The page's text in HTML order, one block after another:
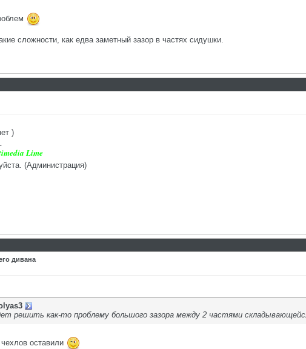
сложности, как едва заметный зазор в частях сидушки.
)
Lime
(Администрация)
дивана
решить как-то проблему большого зазора между 2 частями
оставили